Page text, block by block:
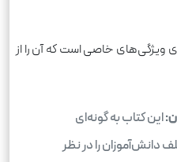
ویژگی‌های خاصی است که آن را از
این کتاب به گونه‌ای
دانش‌آموزان را در نظر